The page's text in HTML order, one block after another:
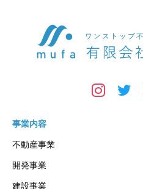
事業内容
不動産事業
開発事業
建設事業